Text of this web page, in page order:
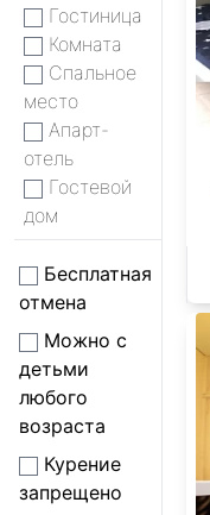
Гостиница
Комната
Спальное
место
Апарт-
отель
Гостевой
дом
Бесплатная
отмена
Можно с
детьми
любого
возраста
Курение
запрещено